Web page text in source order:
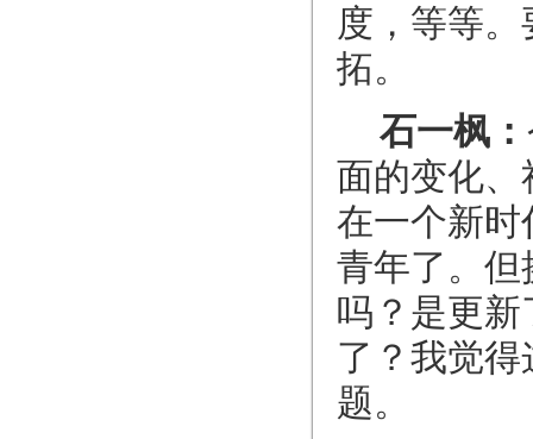
度，等等
拓。
石一枫：
面的变化、
在一个新时
青年了。但
吗？是更
了？我觉
题。